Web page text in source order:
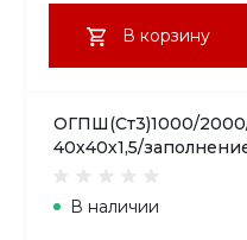
В корзину
ОГПШ(Ст3)1000/2000/
40х40х1,5/
В наличии